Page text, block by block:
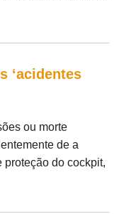
‘acidentes
ou morte
de a
do cockpit,